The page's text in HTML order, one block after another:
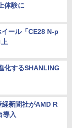
体験に
ール「CE28 N-p
化するSHANLING
新聞社がAMD R
入